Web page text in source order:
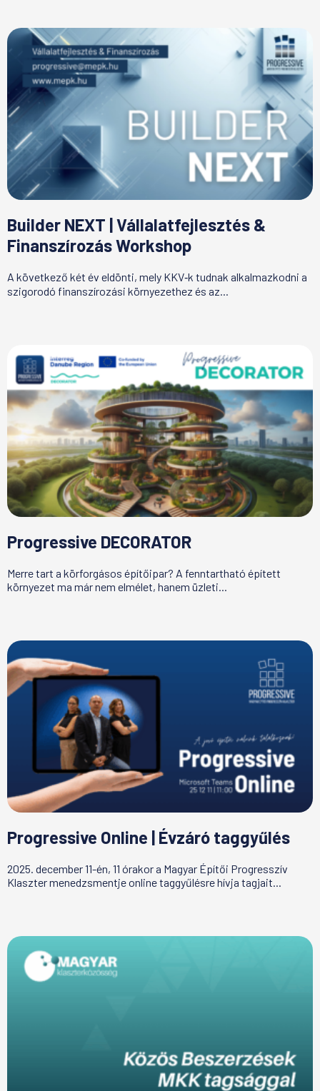
Builder NEXT | Vállalatfejlesztés &
Finanszírozás Workshop
A következő két év eldönti, mely KKV‑k tudnak alkalmazkodni a
szigorodó finanszírozási környezethez és az...
Progressive DECORATOR
Merre tart a körforgásos építőipar? A fenntartható épített
környezet ma már nem elmélet, hanem üzleti...
Progressive Online | Évzáró taggyűlés
2025. december 11-én, 11 órakor a Magyar Építői Progresszív
Klaszter menedzsmentje online taggyűlésre hívja tagjait...